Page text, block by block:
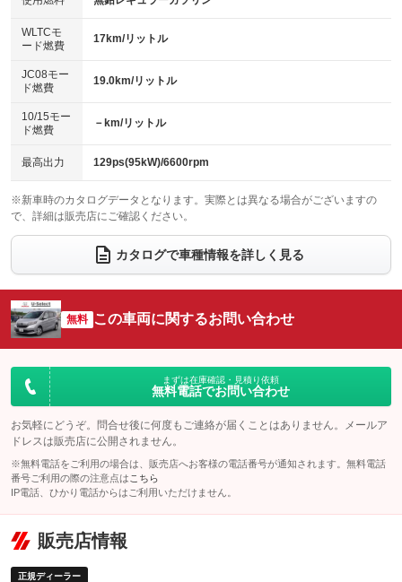
センターデフロック
：装備なし
電動格納ミラー
：装備あり
バックカメラ
エアロ
：装備なし
ローダウン
：装備なし
ベンチシート
：装備なし
チップアップシート
：装備なし
電動格納サードシート
：装備なし シートヒーター
：装備あり
ウォークスルー
電動リアゲート フロントカメラ
：装備なし
シートエアコン
：装備なし 全周囲カメラ
：装備なし
サイドカメラ
：装備なし ルーフレール
：装備なし
エアサスペンション ヘッドライトウォッシャー
WLTCモ
ード燃費
17km/リットル
JC08モー
ド燃費
19.0km/リットル
10/15モー
ド燃費
－km/リットル
最高出力 129ps(95kW)/6600rpm
※新車時のカタログデータとなります。実際とは異なる場合がございますの
で、詳細は販売店にご確認ください。
カタログで車種情報を詳しく見る
無料 この車両に関するお問い合わせ
まずは在庫確認・見積り依頼
無料電話でお問い合わせ
お気軽にどうぞ。問合せ後に何度もご連絡が届くことはありません。メールア
ドレスは販売店に公開されません。
※無料電話をご利用の場合は、販売店へお客様の電話番号が通知されます。無料電話
番号ご利用の際の注意点は こちら
IP電話、ひかり電話からはご利用いただけません。
販売店情報
正規ディーラー